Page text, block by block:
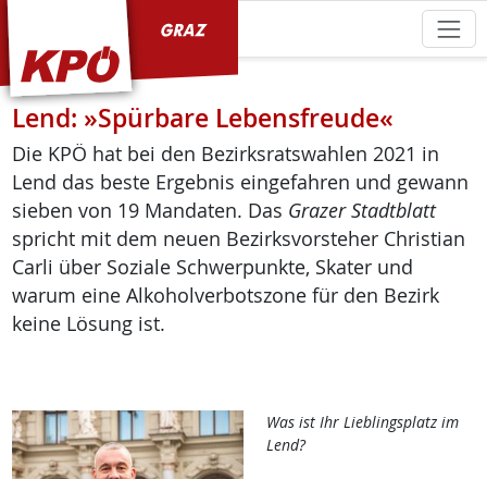
Lend: »Spürbare Lebensfreude«
Die KPÖ hat bei den Bezirksratswahlen 2021 in
Lend das beste Ergebnis eingefahren und gewann
sieben von 19 Mandaten. Das Grazer Stadtblatt
spricht mit dem neuen Bezirksvorsteher Christian
Carli über Soziale Schwerpunkte, Skater und
warum eine Alkoholverbotszone für den Bezirk
keine Lösung ist.
Was ist Ihr Lieblingsplatz im
Lend?